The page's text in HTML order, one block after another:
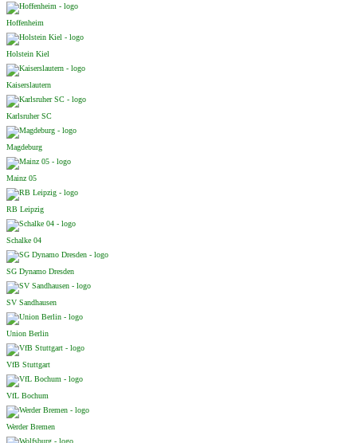
Hoffenheim
Holstein Kiel
Kaiserslautern
Karlsruher SC
Magdeburg
Mainz 05
RB Leipzig
Schalke 04
SG Dynamo Dresden
SV Sandhausen
Union Berlin
VfB Stuttgart
VfL Bochum
Werder Bremen